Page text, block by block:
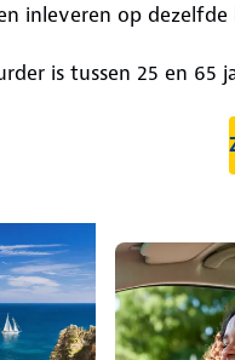
inleveren op dezelfde
is tussen 25 en 65